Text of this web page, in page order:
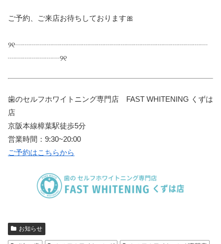
ご予約、ご来店お待ちしております🎀
୨୧┈┈┈┈┈┈┈┈┈┈┈┈┈┈┈┈┈┈┈┈┈┈┈┈┈┈
┈┈┈┈┈┈┈୨୧
歯のセルフホワイトニング専門店 FAST WHITENING くずは
店
京阪本線樟葉駅徒歩5分
営業時間：9:30~20:00
ご予約はこちらから
お知らせ